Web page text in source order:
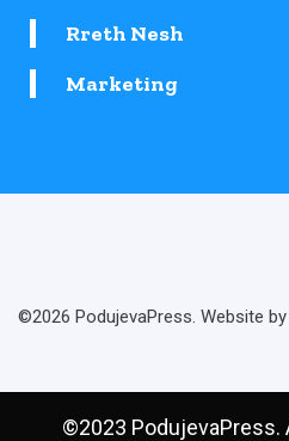
Rreth Nesh
Marketing
©2026 PodujevaPress. Website
©2023 PodujevaPress.